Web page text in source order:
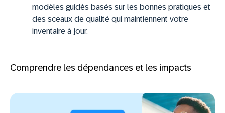
modèles guidés basés sur les bonnes pratiques et
des sceaux de qualité qui maintiennent votre
inventaire à jour.
Comprendre les dépendances et les impacts